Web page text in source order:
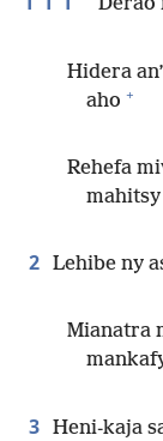
Derao
Hidera
aho +
Rehefa
mahitsy
2 Lehibe ny
Mianatra
3 Heni-kaja